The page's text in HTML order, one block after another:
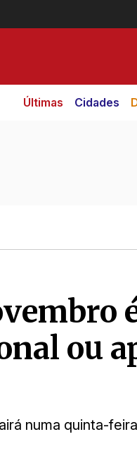
Últimas Cidades
ou
numa quinta-feira